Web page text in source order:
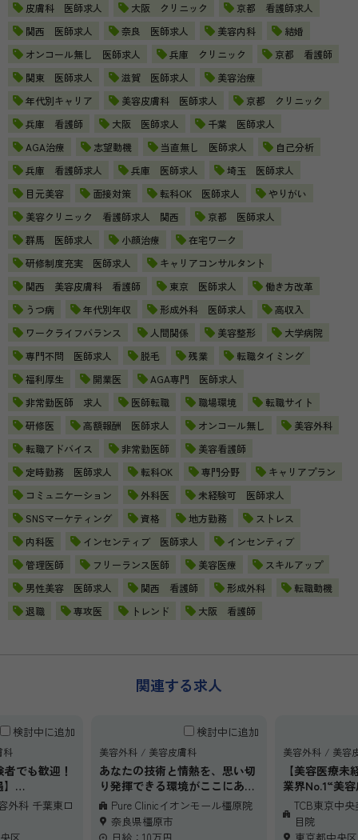
皮膚科 医師求人
大阪 クリニック
京都 看護師求人
関西 医師求人
奈良 医師求人 美容内科
結婚
オンコール無し 医師求人
兵庫 クリニック
京都 看護師
関東 医師求人
滋賀 医師求人
美容治療
年代別キャリア
美容皮膚科 医師求人
京都 クリニック
兵庫 看護師
大阪 医師求人
千葉 医師求人
AGA治療
志望動機 当直無し 医師求人
自己分析
兵庫 看護師求人
兵庫 医師求人
埼玉 医師求人
目元美容
面接対策 転科OK 医師求人
やりがい
美容クリニック 看護師求人 関西
京都 医師求人
群馬 医師求人
小顔治療
在宅ワーク
研修制度充実 医師求人
キャリアコンサルタント
関西 美容皮膚科 看護師
東京 医師求人
働き方改革
うつ病
年代別年収 形成外科 医師求人
高収入
ワークライフバランス
人間関係 美容整形
大学病院
専門不問 医師求人
脱毛 残業
転職タイミング
福利厚生
開業医
AGA専門 医師求人
非常勤医師 求人
医師転職 職場環境
転職サイト
研修医
高額報酬 医師求人 オンコール無し
美容外科
転職アドバイス
非常勤医師
美容看護師
定時勤務 医師求人
転科OK 専門分野
キャリアプラン
コミュニケーション
外科医
未経験可 医師求人
SNSマーケティング
資格 地方勤務
ストレス
内科医
インセンティブ 医師求人
インセンティブ
管理医師
フリーランス医師 美容医療
スキルアップ
男性美容 医師求人
関西 看護師 形成外科
転職動機
退職
専攻医 トレンド 大阪 看護師
関連する求人
検討中に追加
科
でも歓迎！
たいけれど、
るのだろう
の先生へ。
外科 千葉東口
検討中に追加
美容外科 美容皮膚科
あなたの技術と情熱を、思い切
り発揮できる環境がここにあり
ます。
橿原イオンモール2Fという利便
性の高い立地で、集客力も抜
Pure Clinicイオンモール橿原院
奈良県橿原市
美容外科 美容
【美容医療
業界No.1“美
の高待遇】
美容皮膚科に
ど、「本当に
TCB東京中
目院